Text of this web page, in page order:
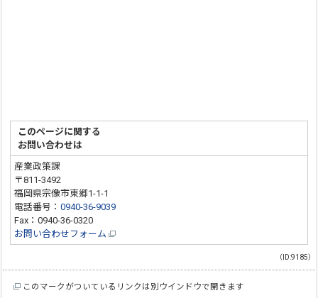
このページに関する
お問い合わせは
産業政策課
〒811-3492
福岡県宗像市東郷1-1-1
電話番号：0940-36-9039
Fax：0940-36-0320
お問い合わせフォーム
（ID:9185）
このマークがついているリンクは別ウインドウで開きます